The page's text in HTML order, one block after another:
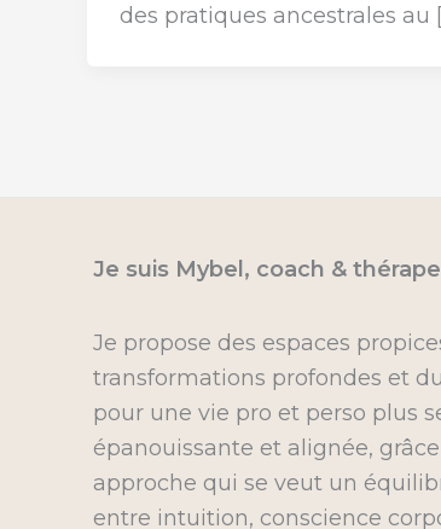
des pratiques ancestrales au
Je suis Mybel, coach &
Je propose des espaces
transformations profondes et
pour une vie pro et perso plus
épanouissante et alignée,
approche qui se veut un
entre intuition, conscience